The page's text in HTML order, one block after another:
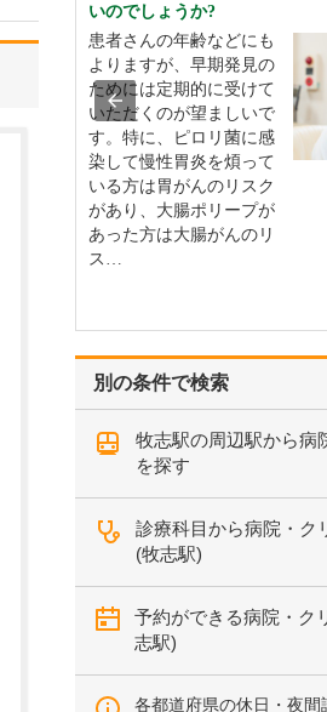
別の条件で検索
牧志駅の周辺駅から病
を探す
診療科目から病院・ク
(牧志駅)
予約ができる病院・ク
志駅)
各都道府県の休日・夜間
いのでしょうか?
患者さんの年齢などにも
よりますが、早期発見の
ためには定期的に受けて
いただくのが望ましいで
す。特に、ピロリ菌に感
染して慢性胃炎を煩って
いる方は胃がんのリスク
があり、大腸ポリープが
あった方は大腸がんのリ
ス…